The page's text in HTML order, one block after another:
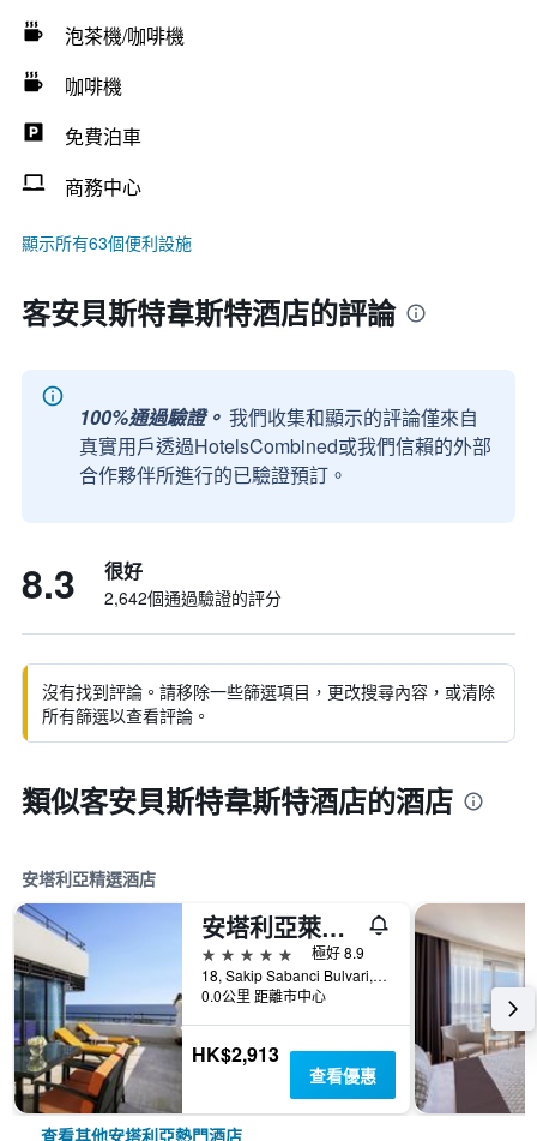
泡茶機/咖啡機
咖啡機
免費泊車
商務中心
顯示所有63個便利設施
客安貝斯特韋斯特酒店的評論
100%通過驗證。 我們收集和顯示的評論僅來自
真實用戶透過HotelsCombined或我們信賴的外部
合作夥伴所進行的已驗證預訂。
8.3 很好
2,642個通過驗證的評分
沒有找到評論。請移除一些篩選項目，更改搜尋內容，或清除
所有篩選以查看評論。
類似客安貝斯特韋斯特酒店的酒店
安塔利亞精選酒店
安塔利亞萊克梭斯市中心酒店 - 安塔利亞
5星級
極好 8.9
18, Sakip Sabanci Bulvari, 安塔利亞, 土耳其
0.0公里 距離市中心
HK$2,913
查看優惠
查看其他安塔利亞熱門酒店